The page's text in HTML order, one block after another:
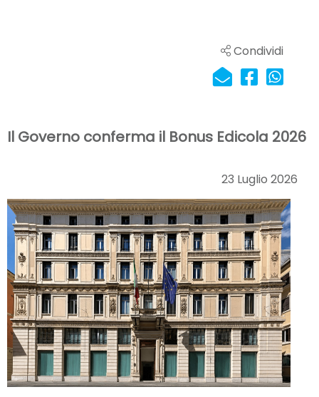
Condividi
Il Governo conferma il Bonus Edicola 2026
23 Luglio 2026